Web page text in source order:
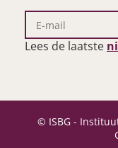
Lees de laatste
© ISBG -